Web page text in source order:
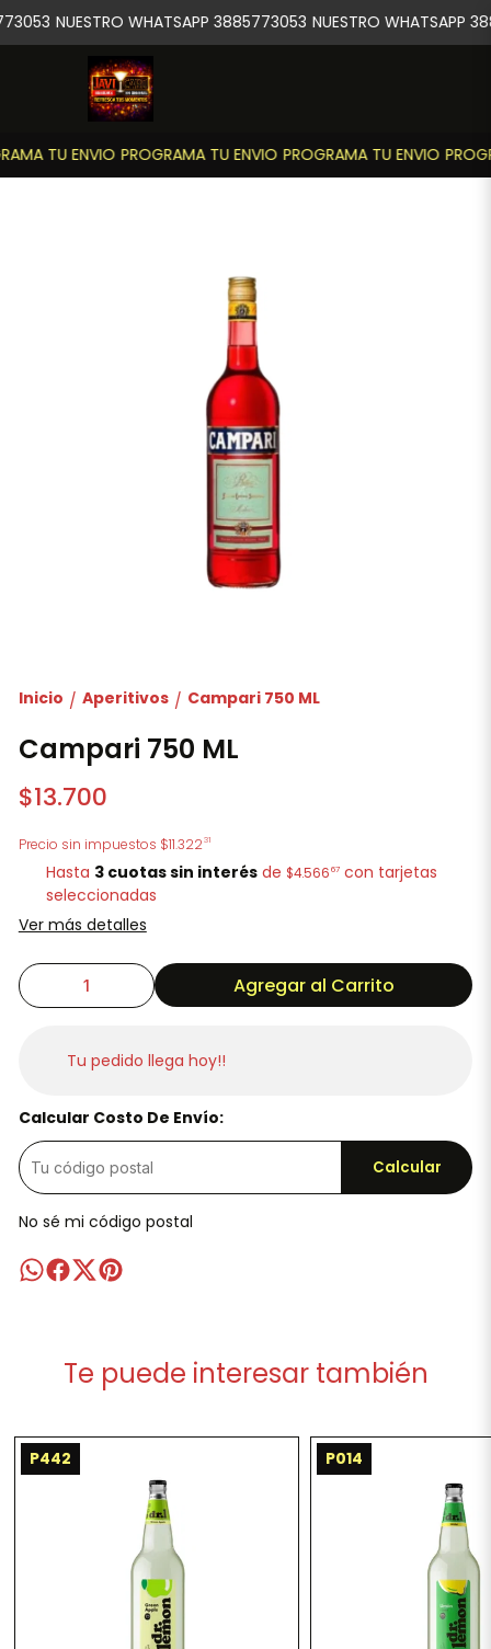
TU ENVIO PROGRAMA TU ENVIO PROGRAMA TU ENVIO
NUESTRO WHATSAPP 3885773053 NUESTRO WHATSAPP
Inicio / Aperitivos / Campari 750 ML
Campari 750 ML
$13.700
Precio sin impuestos $11.32231
Hasta 3 cuotas sin interés de $4.56667 con tarjetas
seleccionadas
Ver más detalles
Agregar al Carrito
Tu pedido llega hoy!!
Calcular Costo De Envío:
Calcular
No sé mi código postal
Te puede interesar también
P442 P014